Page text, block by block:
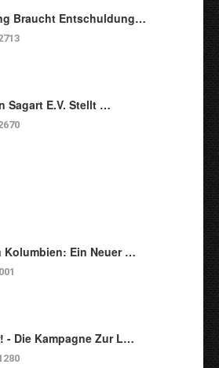
Braucht Entschuldung…
Sagart E.V. Stellt …
Kolumbien: Ein Neuer …
- Die Kampagne Zur L…